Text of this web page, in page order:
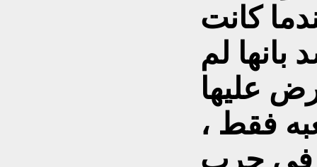
كانت
لم
عليها
فقط ،
في حرب